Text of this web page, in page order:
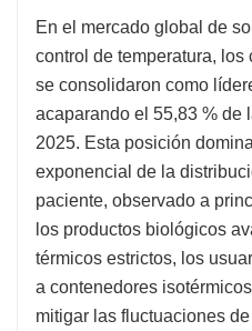
En el mercado global de
control de temperatura,
se consolidaron como
acaparando el 55,83 % de
2025. Esta posición
exponencial de la
paciente, observado a
los productos biológicos
térmicos estrictos, los
a contenedores
mitigar las fluctuaciones